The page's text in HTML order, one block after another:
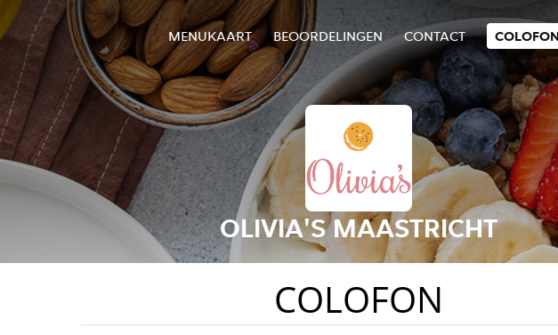
MENUKAART BEOORDELINGEN CONTACT
OLIVIA'S MAASTRICHT
COLOFON